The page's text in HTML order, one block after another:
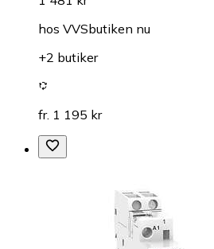
hos VVSbutiken nu
+2 butiker
fr. 1 195 kr